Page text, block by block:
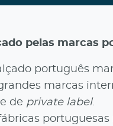
pelas marcas
português
marcas
de private label.